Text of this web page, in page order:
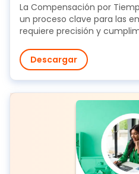
La Compensación por
un proceso clave para las
requiere precisión y
Descargar